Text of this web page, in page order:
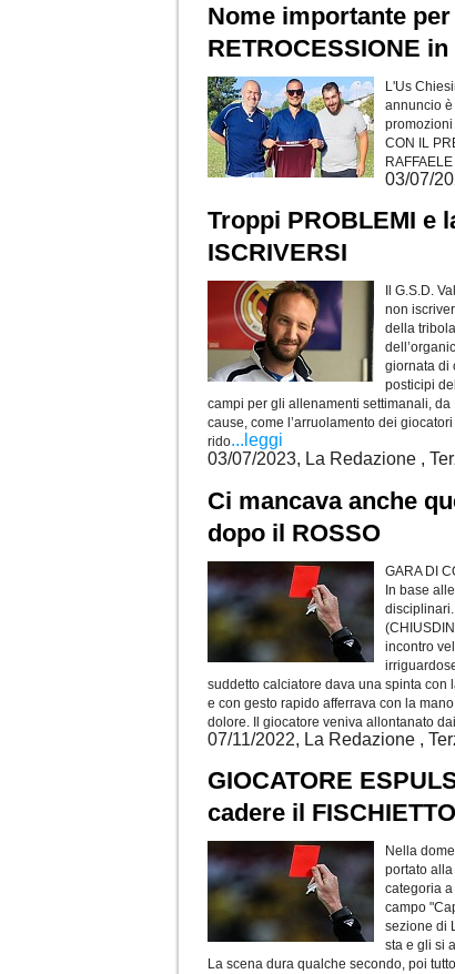
Nome importante
RETROCESSIONE in
L'Us
annuncio
promozioni
CON IL
RAFFAELE
03/07/
Troppi PROBLEMI e
ISCRIVERSI
Il G.S.D.
non
della
giornata di
posticipi
campi per gli allenamenti settimanali,
cause, come l’arruolamento dei
rido...leggi
03/07/2023, La Redazione ,
Ci mancava anche
dopo il ROSSO
GARA DI
In base
disciplinari.
incontro
suddetto calciatore dava una spinta con
e con gesto rapido afferrava con la
dolore. Il giocatore veniva allontanato
07/11/2022, La Redazione ,
GIOCATORE
cadere il FISCHIETTO
Nella
portato
categoria
campo
sezione di
sta e gli si
La scena dura qualche secondo, poi